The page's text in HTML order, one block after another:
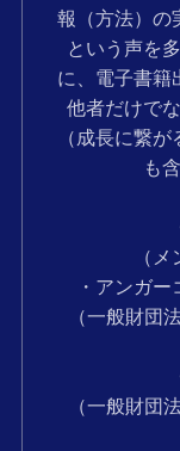
報（方法）の
という声を
に、電子書籍
他者だけで
（成長に繋
も
（
・アンガ
（一般財団
（一般財団